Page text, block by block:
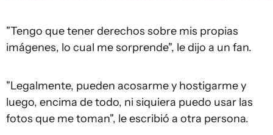
"Tengo que tener derechos sobre mis propias
imágenes, lo cual me sorprende", le dijo a un fan.
"Legalmente, pueden acosarme y hostigarme y
luego, encima de todo, ni siquiera puedo usar las
fotos que me toman", le escribió a otra persona.